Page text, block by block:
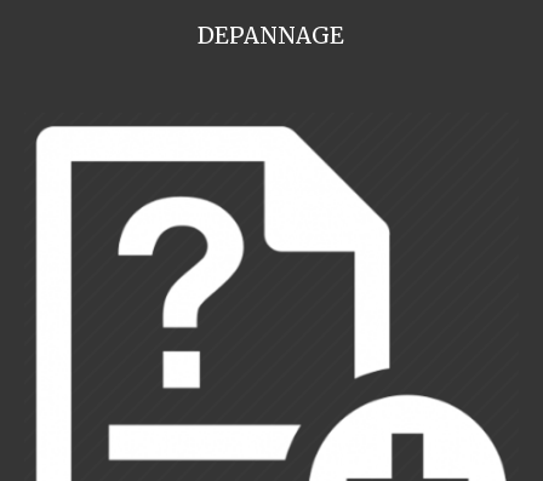
DEPANNAGE